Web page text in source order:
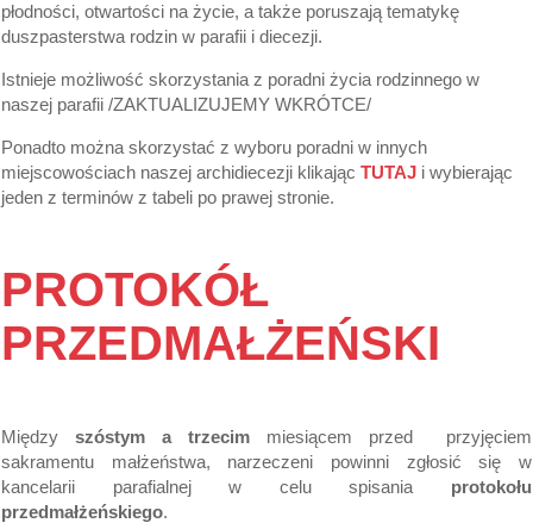
płodności, otwartości na życie, a także poruszają tematykę
duszpasterstwa rodzin w parafii i diecezji.
Istnieje możliwość skorzystania z poradni życia rodzinnego w
naszej parafii /ZAKTUALIZUJEMY WKRÓTCE/
Ponadto można skorzystać z wyboru poradni w innych
miejscowościach naszej archidiecezji klikając TUTAJ i wybierając
jeden z terminów z tabeli po prawej stronie.
PROTOKÓŁ
PRZEDMAŁŻEŃSKI
Między szóstym a trzecim miesiącem przed przyjęciem
sakramentu małżeństwa, narzeczeni powinni zgłosić się w
kancelarii parafialnej w celu spisania protokołu
przedmałżeńskiego.